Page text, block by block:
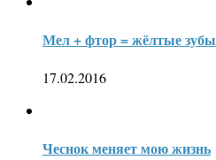
Мел + фтор = жёлтые зубы
17.02.2016
Чеснок меняет мою жизнь